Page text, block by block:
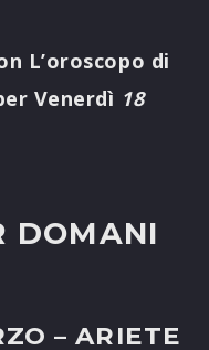
L’oroscopo di
Venerdì 18
DOMANI
– ARIETE